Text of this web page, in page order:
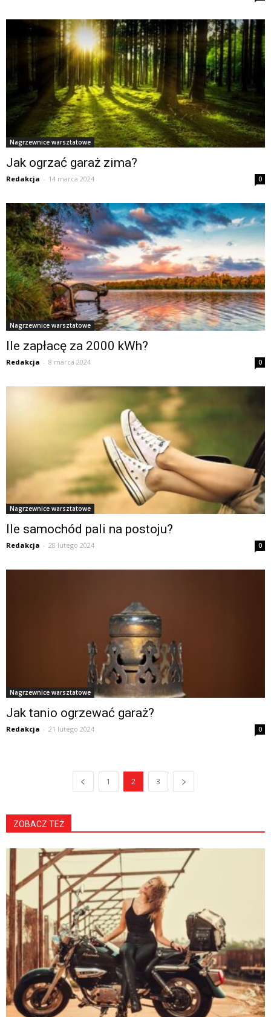
Nagrzewnice warsztatowe
Jak ogrzać garaż zima?
Redakcja - 14 marca 2024 0
Nagrzewnice warsztatowe
Ile zapłacę za 2000 kWh?
Redakcja - 8 marca 2024 0
Nagrzewnice warsztatowe
Ile samochód pali na postoju?
Redakcja - 28 lutego 2024 0
Nagrzewnice warsztatowe
Jak tanio ogrzewać garaż?
Redakcja - 21 lutego 2024 0
1 2 3
ZOBACZ TEŻ